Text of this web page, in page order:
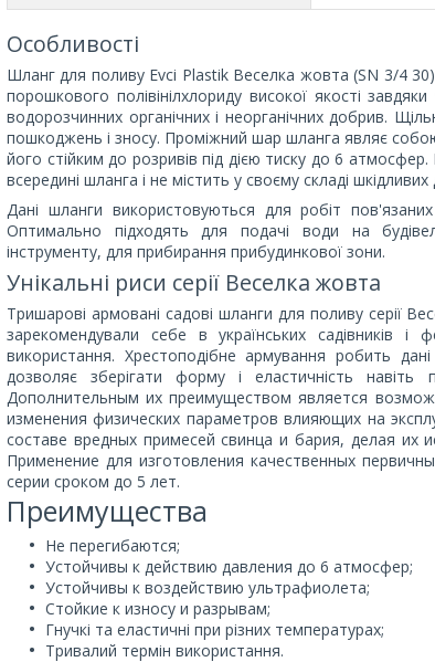
Особливості
Шланг для поливу Evci Plastik Веселка жовта (SN 3/4
порошкового полівінілхлориду високої якості
водорозчинних органічних і неорганічних добрив.
пошкоджень і зносу. Проміжний шар шланга являє
його стійким до розривів під дією тиску до 6
всередині шланга і не містить у своєму складі
Дані шланги використовуються для робіт
Оптимально підходять для подачі води на
інструменту, для прибирання прибудинкової зони.
Унікальні риси серії Веселка жовта
Тришарові армовані садові шланги для поливу серії
зарекомендували себе в українських садівників і
використання. Хрестоподібне армування робить
дозволяє зберігати форму і еластичність навіть
Дополнительным их преимуществом является
изменения физических параметров влияющих на
составе вредных примесей свинца и бария, делая
Применение для изготовления качественных
серии сроком до 5 лет.
Преимущества
Не перегибаются;
Устойчивы к действию давления до 6 атмосфер;
Устойчивы к воздействию ультрафиолета;
Стойкие к износу и разрывам;
Гнучкі та еластичні при різних температурах;
Тривалий термін використання.